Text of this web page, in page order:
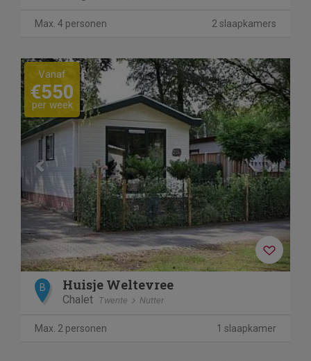
Max. 4 personen 2 slaapkamers
Previous Next
Vanaf
€550
per week
B Huisje Weltevree
Chalet Twente Nutter
Max. 2 personen 1 slaapkamer